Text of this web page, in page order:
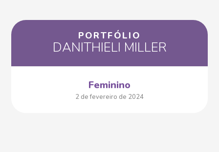
PORTFÓLIO
DANITHIELI MILLER
Feminino
2 de fevereiro de 2024